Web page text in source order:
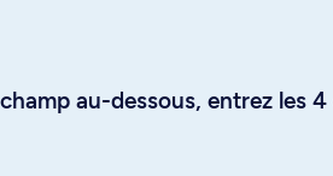
au-dessous, entrez les